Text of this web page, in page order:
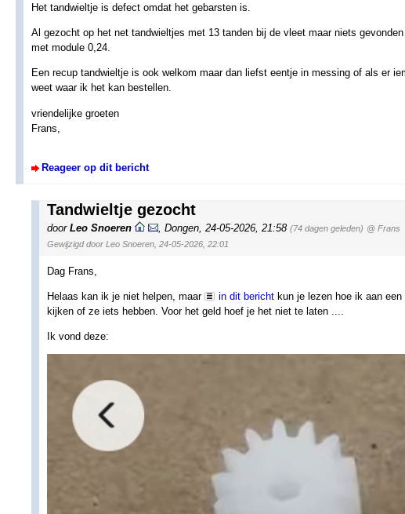
Het tandwieltje is defect omdat het gebarsten is.
Al gezocht op het net tandwieltjes met 13 tanden bij de vleet maar niets gevonden
met module 0,24.
Een recup tandwieltje is ook welkom maar dan liefst eentje in messing of als er
weet waar ik het kan bestellen.
vriendelijke groeten
Frans,
Reageer op dit bericht
Tandwieltje gezocht
door Leo Snoeren Dongen 24-05-2026, 21:58 (74 dagen geleden) @ Frans
Gewijzigd door Leo Snoeren, 24-05-2026, 22:01
Dag Frans,
Helaas kan ik je niet helpen, maar in dit bericht kun je lezen hoe ik aan
kijken of ze iets hebben. Voor het geld hoef je het niet te laten ....
Ik vond deze: